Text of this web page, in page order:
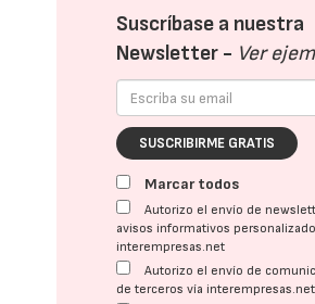
Suscríbase a nuestra
Newsletter - Ver
SUSCRIBIRME GRATIS
Marcar todos
Autorizo el envío de
avisos informativos
interempresas.net
Autorizo el envío de
de terceros vía interempresas.net